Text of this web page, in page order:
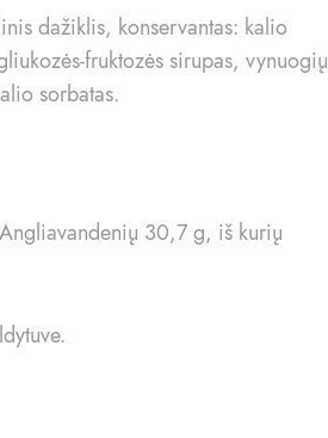
dažiklis, konservantas: kalio
fruktozės sirupas, vynuogių
sorbatas.
30,7 g, iš kurių